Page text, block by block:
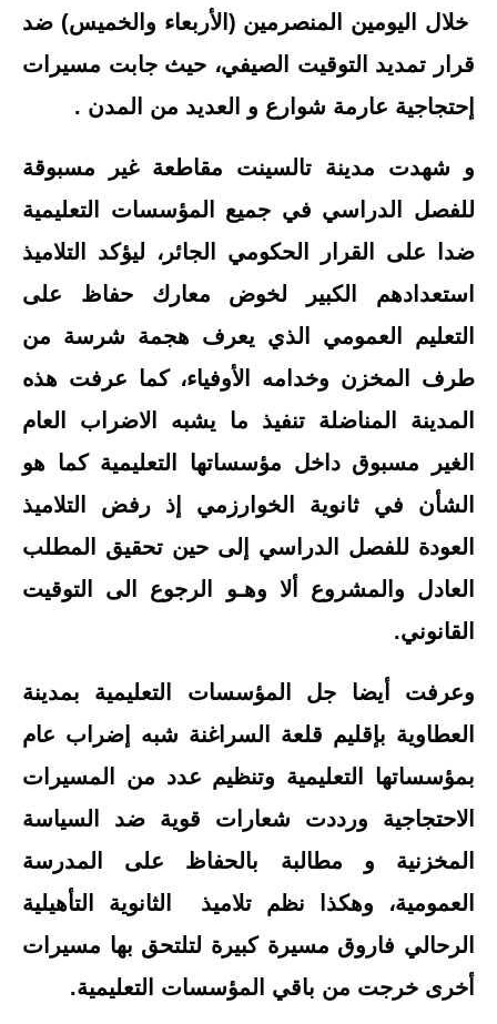
خلال اليومين المنصرمين (الأربعاء والخميس) ضد
قرار تمديد التوقيت الصيفي، حيث جابت مسيرات
إحتجاجية عارمة شوارع و العديد من المدن .
و شهدت مدينة تالسينت مقاطعة غير مسبوقة
للفصل الدراسي في جميع المؤسسات التعليمية
ضدا على القرار الحكومي الجائر، ليؤكد التلاميذ
استعدادهم الكبير لخوض معارك حفاظ على
التعليم العمومي الذي يعرف هجمة شرسة من
طرف المخزن وخدامه الأوفياء، كما عرفت هذه
المدينة المناضلة تنفيذ ما يشبه الاضراب العام
الغير مسبوق داخل مؤسساتها التعليمية كما هو
الشأن في ثانوية الخوارزمي إذ رفض التلاميذ
العودة للفصل الدراسي إلى حين تحقيق المطلب
العادل والمشروع ألا وهـو الرجوع الى التوقيت
القانوني.
وعرفت أيضا جل المؤسسات التعليمية بمدينة
العطاوية بإقليم قلعة السراغنة شبه إضراب عام
بمؤسساتها التعليمية وتنظيم عدد من المسيرات
الاحتجاجية ورددت شعارات قوية ضد السياسة
المخزنية و مطالبة بالحفاظ على المدرسة
العمومية، وهكذا نظم تلاميذ الثانوية التأهيلية
الرحالي فاروق مسيرة كبيرة لتلتحق بها مسيرات
أخرى خرجت من باقي المؤسسات التعليمية.